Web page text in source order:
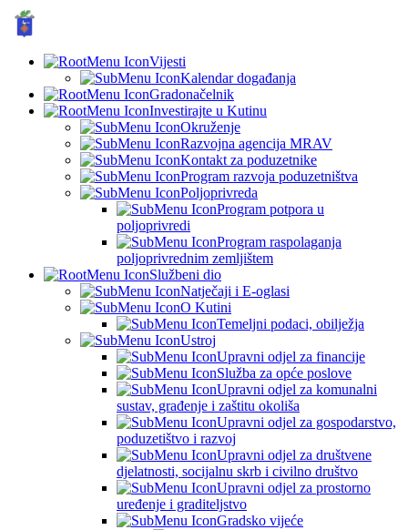
Vijesti
Kalendar događanja
Gradonačelnik
Investirajte u Kutinu
Okruženje
Razvojna agencija MRAV
Kontakt za poduzetnike
Program razvoja poduzetništva
Poljoprivreda
Program potpora u
poljoprivredi
Program raspolaganja
poljoprivrednim zemljištem
Službeni dio
Natječaji i E-oglasi
O Kutini
Temeljni podaci, obilježja
Ustroj
Upravni odjel za financije
Služba za opće poslove
Upravni odjel za komunalni
sustav, građenje i zaštitu okoliša
Upravni odjel za gospodarstvo,
poduzetištvo i razvoj
Upravni odjel za društvene
djelatnosti, socijalnu skrb i civilno društvo
Upravni odjel za prostorno
uređenje i graditeljstvo
Gradsko vijeće